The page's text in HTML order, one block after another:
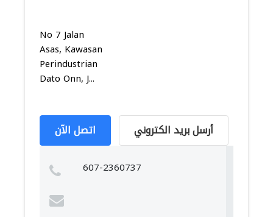
No 7 Jalan
Asas, Kawasan
Perindustrian
Dato Onn, J...
اتصل الآن أرسل بريد الكتروني
607-2360737